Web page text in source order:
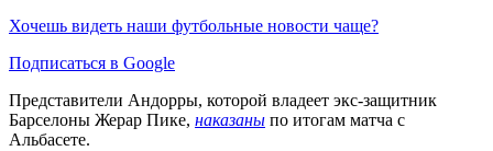
Хочешь видеть наши футбольные новости чаще?
Подписаться в Google
Представители Андорры, которой владеет экс-защитник
Барселоны Жерар Пике, наказаны по итогам матча с
Альбасете.